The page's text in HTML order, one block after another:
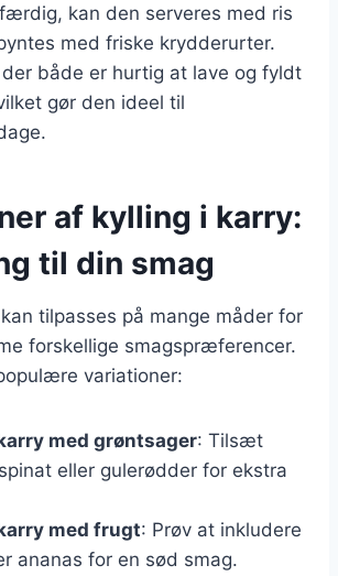
kan den serveres med ris
med friske krydderurter.
både er hurtig at lave og fyldt
gør den ideel til
af kylling i karry:
til din smag
tilpasses på mange måder for
forskellige smagspræferencer.
variationer:
med grøntsager: Tilsæt
eller gulerødder for ekstra
med frugt: Prøv at inkludere
ananas for en sød smag.